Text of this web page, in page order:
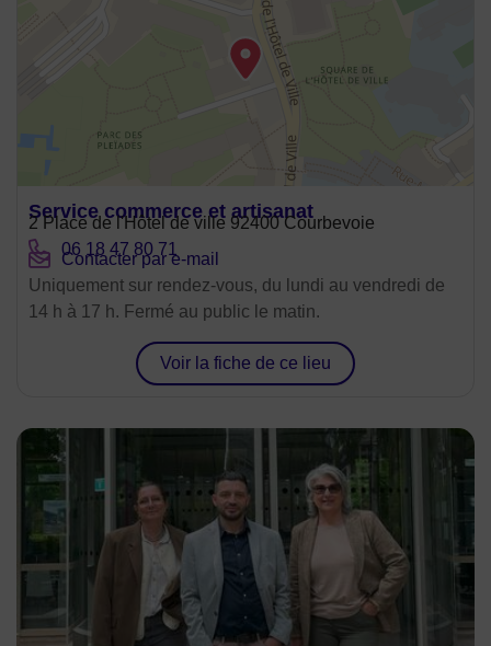
Service commerce et artisanat
Adresse :
2 Place de l'Hôtel de ville 92400 Courbevoie
Tél. :06 18 47 80 71
Courriel :Contacter par e-mail
Horaires :
Uniquement sur rendez-vous, du lundi au vendredi de
14 h à 17 h. Fermé au public le matin.
Voir la fiche de ce lieu
service-commerce-artisanat-equipe